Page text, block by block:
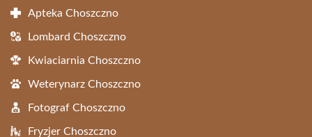
Apteka Choszczno
Lombard Choszczno
Kwiaciarnia Choszczno
Weterynarz Choszczno
Fotograf Choszczno
Fryzjer Choszczno